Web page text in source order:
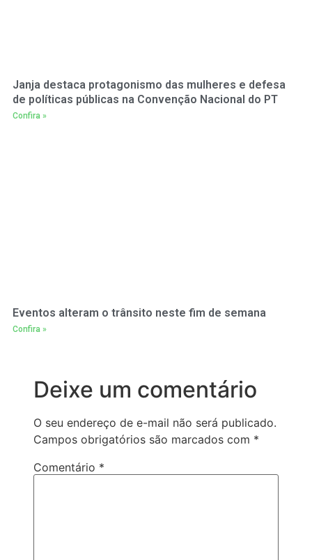
Janja destaca protagonismo das mulheres e defesa
de políticas públicas na Convenção Nacional do PT
Confira »
Eventos alteram o trânsito neste fim de semana
Confira »
Deixe um comentário
O seu endereço de e-mail não será publicado.
Campos obrigatórios são marcados com *
Comentário *